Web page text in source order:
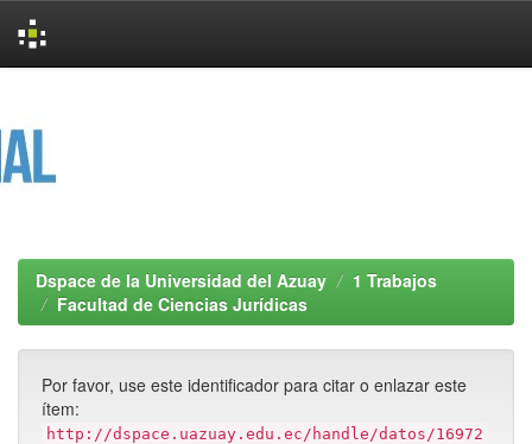
Dspace de la Universidad del Azuay
1 Trabajos
Facultad de Ciencias Jurídicas
Por favor, use este identificador para citar o enlazar este
ítem:
http://dspace.uazuay.edu.ec/handle/datos/16972